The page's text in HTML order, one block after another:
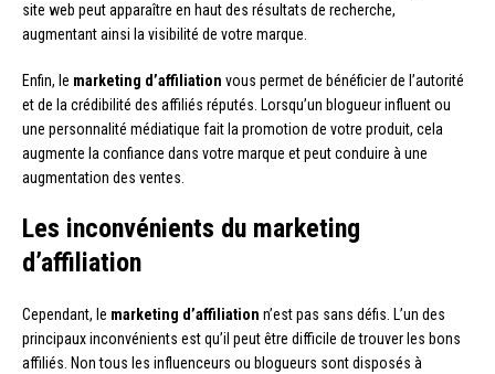
site web peut apparaître en haut des résultats de recherche,
augmentant ainsi la visibilité de votre marque.
Enfin, le marketing d’affiliation vous permet de bénéficier de l’autorité
et de la crédibilité des affiliés réputés. Lorsqu’un blogueur influent ou
une personnalité médiatique fait la promotion de votre produit, cela
augmente la confiance dans votre marque et peut conduire à une
augmentation des ventes.
Les inconvénients du marketing
d’affiliation
Cependant, le marketing d’affiliation n’est pas sans défis. L’un des
principaux inconvénients est qu’il peut être difficile de trouver les bons
affiliés. Non tous les influenceurs ou blogueurs sont disposés à